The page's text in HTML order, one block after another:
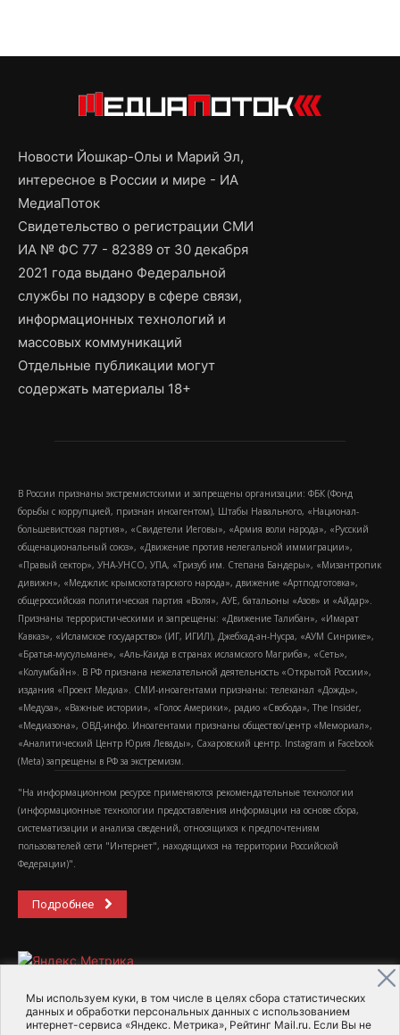
Мы используем куки, в том числе в целях сбора статистических
данных и обработки персональных данных с использованием
интернет-сервиса «Яндекс. Метрика», Рейтинг Mail.ru. Если Вы не
Новости Йошкар-Олы и Марий Эл,
интересное в России и мире - ИА
МедиаПоток
Свидетельство о регистрации СМИ
ИА № ФС 77 - 82389 от 30 декабря
2021 года выдано Федеральной
службы по надзору в сфере связи,
информационных технологий и
массовых коммуникаций
Отдельные публикации могут
содержать материалы 18+
В России признаны экстремистскими и запрещены организации: ФБК (Фонд
борьбы с коррупцией, признан иноагентом), Штабы Навального, «Национал-
большевистская партия», «Свидетели Иеговы», «Армия воли народа», «Русский
общенациональный союз», «Движение против нелегальной иммиграции»,
«Правый сектор», УНА-УНСО, УПА, «Тризуб им. Степана Бандеры», «Мизантропик
дивижн», «Меджлис крымскотатарского народа», движение «Артподготовка»,
общероссийская политическая партия «Воля», АУЕ, батальоны «Азов» и «Айдар».
Признаны террористическими и запрещены: «Движение Талибан», «Имарат
Кавказ», «Исламское государство» (ИГ, ИГИЛ), Джебхад-ан-Нусра, «АУМ Синрике»,
«Братья-мусульмане», «Аль-Каида в странах исламского Магриба», «Сеть»,
«Колумбайн». В РФ признана нежелательной деятельность «Открытой России»,
издания «Проект Медиа». СМИ-иноагентами признаны: телеканал «Дождь»,
«Медуза», «Важные истории», «Голос Америки», радио «Свобода», The Insider,
«Медиазона», ОВД-инфо. Иноагентами признаны общество/центр «Мемориал»,
«Аналитический Центр Юрия Левады», Сахаровский центр. Instagram и Facebook
(Metа) запрещены в РФ за экстремизм.
"На информационном ресурсе применяются рекомендательные технологии
(информационные технологии предоставления информации на основе сбора,
систематизации и анализа сведений, относящихся к предпочтениям
пользователей сети "Интернет", находящихся на территории Российской
Федерации)".
Подробнее